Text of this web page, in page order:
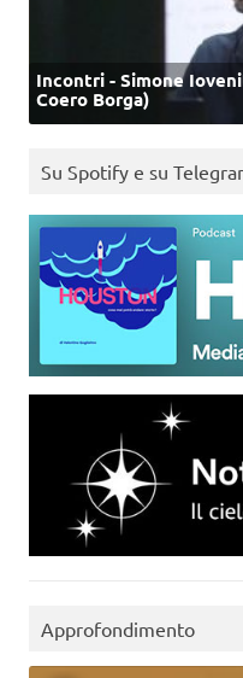
Incontri - Simone
Coero Borga)
Su Spotify e su
Approfondimento